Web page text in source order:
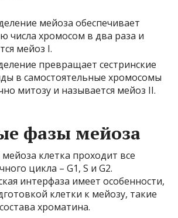
мейоза обеспечивает
числа хромосом в два раза и
мейоз I.
превращает сестринские
в самостоятельные хромосомы
митозу и называется мейоз II.
фазы мейоза
клетка проходит все
цикла – G1, S и G2.
интерфаза имеет особенности,
клетки к мейозу, такие
хроматина.